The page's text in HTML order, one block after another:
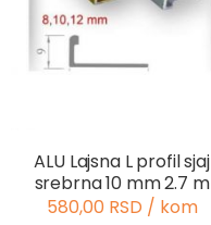
ALU Lajsna L profil sjaj
srebrna 10 mm 2.7 m
580,00 RSD / kom